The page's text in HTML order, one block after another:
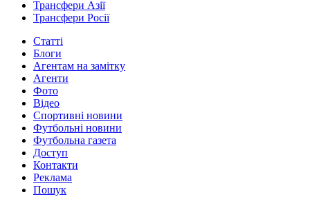
Трансфери Азії
Трансфери Росії
Статті
Блоги
Агентам на замітку
Агенти
Фото
Відео
Спортивні новини
Футбольні новини
Футбольна газета
Доступ
Контакти
Реклама
Пошук